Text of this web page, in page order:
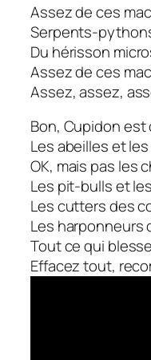
Assez de ces
Serpents-
Du hérisson
Assez de ces
Assez, assez,
Bon, Cupidon est
Les abeilles et
OK, mais pas les
Les pit-bulls et
Les cutters des
Les harponneurs
Tout ce qui
Effacez tout,